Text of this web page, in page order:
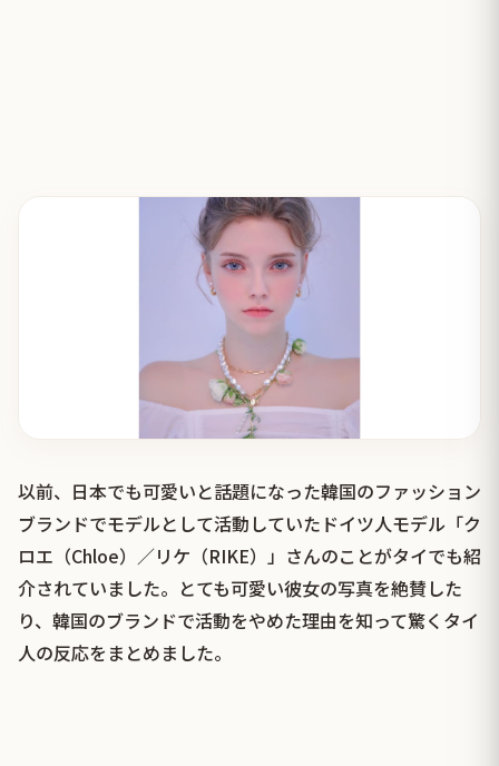
以前、日本でも可愛いと話題になった韓国のファッション
ブランドでモデルとして活動していたドイツ人モデル「ク
ロエ（Chloe）／リケ（RIKE）」さんのことがタイでも紹
介されていました。とても可愛い彼女の写真を絶賛した
り、韓国のブランドで活動をやめた理由を知って驚くタイ
人の反応をまとめました。